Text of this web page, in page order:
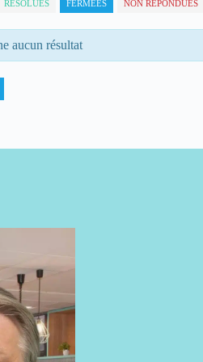
RÉSOLUES FERMÉES NON RÉPONDUES
aucun résultat